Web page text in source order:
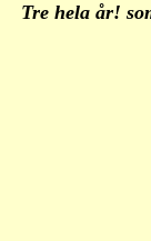
Tre hela år!